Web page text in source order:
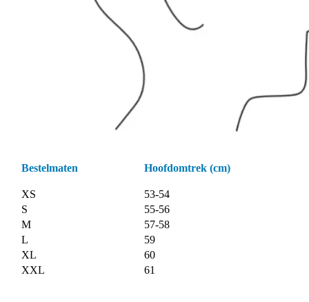
Bestelmaten Hoofdomtrek (cm)
XS
53-54
S
55-56
M
57-58
L
59
XL
60
XXL
61